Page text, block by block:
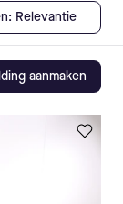
Relevantie
aanmaken